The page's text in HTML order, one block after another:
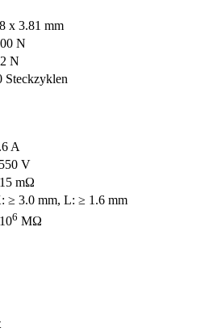
x 3.81 mm
N
N
Steckzyklen
A
V
mΩ
≥ 3.0 mm, L: ≥ 1.6 mm
6 MΩ